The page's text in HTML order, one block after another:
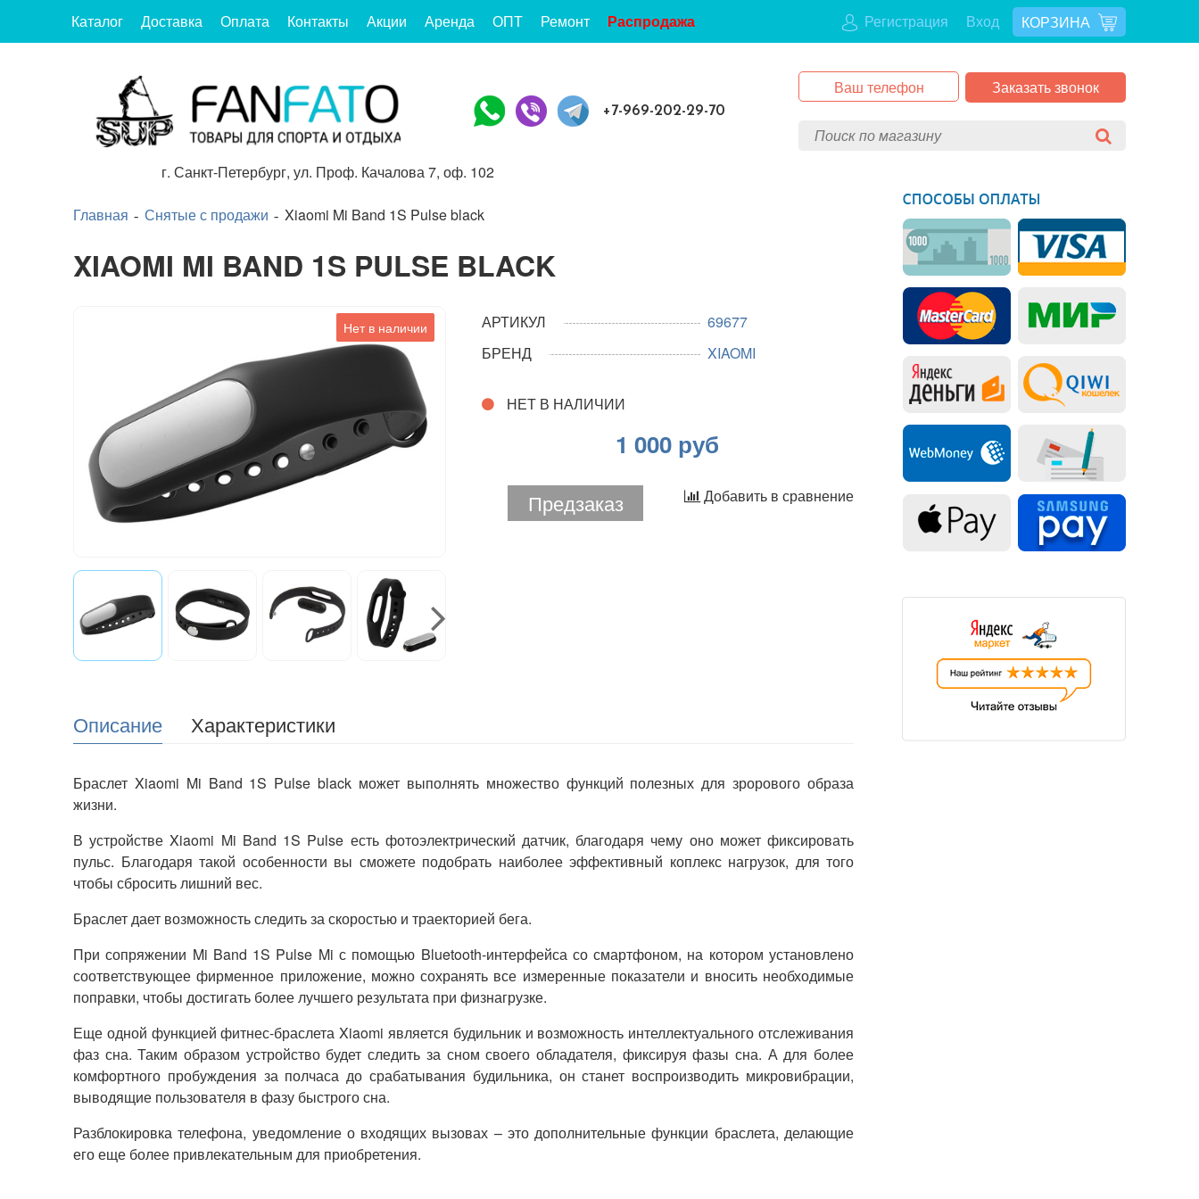
Каталог Доставка Оплата Контакты Акции Аренда ОПТ Ремонт Распродажа Регистрация Вход КОРЗИНА
+7-969-202-29-70
Заказать звонок
г. Санкт-Петербург, ул. Проф. Качалова 7, оф. 102
Главная Снятые с продажи Xiaomi Mi Band 1S Pulse black
XIAOMI MI BAND 1S PULSE BLACK
Нет в наличии АРТИКУЛ
69677
БРЕНД
XIAOMI
НЕТ В НАЛИЧИИ
1 000 руб
Предзаказ Добавить в сравнение
Описание Характеристики
Браслет Xiaomi Mi Band 1S Pulse black может выполнять множество функций полезных для зрорового образа
жизни.
В устройстве Xiaomi Mi Band 1S Pulse есть фотоэлектрический датчик, благодаря чему оно может фиксировать
пульс. Благодаря такой особенности вы сможете подобрать наиболее эффективный коплекс нагрузок, для того
чтобы сбросить лишний вес.
Браслет дает возможность следить за скоростью и траекторией бега.
При сопряжении Mi Band 1S Pulse Mi с помощью Bluetooth-интерфейса со смартфоном, на котором установлено
соответствующее фирменное приложение, можно сохранять все измеренные показатели и вносить необходимые
поправки, чтобы достигать более лучшего результата при физнагрузке.
Еще одной функцией фитнес-браслета Xiaomi является будильник и возможность интеллектуального отслеживания
фаз сна. Таким образом устройство будет следить за сном своего обладателя, фиксируя фазы сна. А для более
комфортного пробуждения за полчаса до срабатывания будильника, он станет воспроизводить микровибрации,
выводящие пользователя в фазу быстрого сна.
Разблокировка телефона, уведомление о входящих вызовах – это дополнительные функции браслета, делающие
его еще более привлекательным для приобретения.